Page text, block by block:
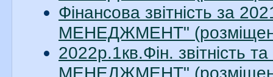
Фінансова звітність за
МЕНЕДЖМЕНТ"
2022р.1кв.Фін.
МЕНЕДЖМЕНТ"